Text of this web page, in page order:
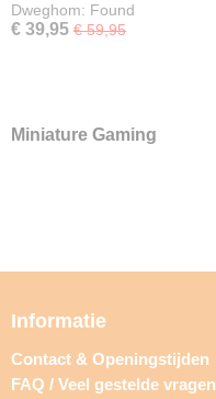
Dweghom: Found
€ 39,95 € 59,95
Miniature Gaming
Informatie
Contact & Openingstijden
FAQ / Veel gestelde vragen